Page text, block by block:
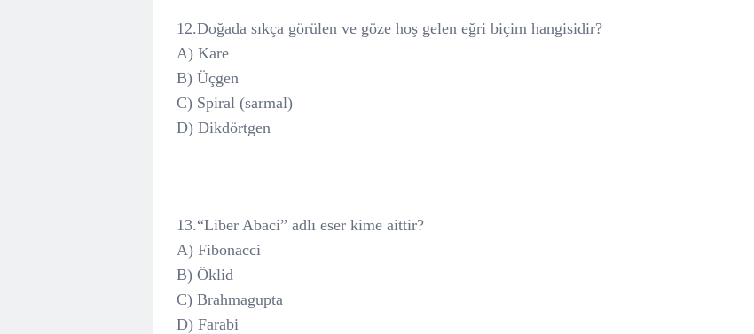
12.Doğada sıkça görülen ve göze hoş gelen eğri biçim hangisidir?
A) Kare
B) Üçgen
C) Spiral (sarmal)
D) Dikdörtgen
13.“Liber Abaci” adlı eser kime aittir?
A) Fibonacci
B) Öklid
C) Brahmagupta
D) Farabi